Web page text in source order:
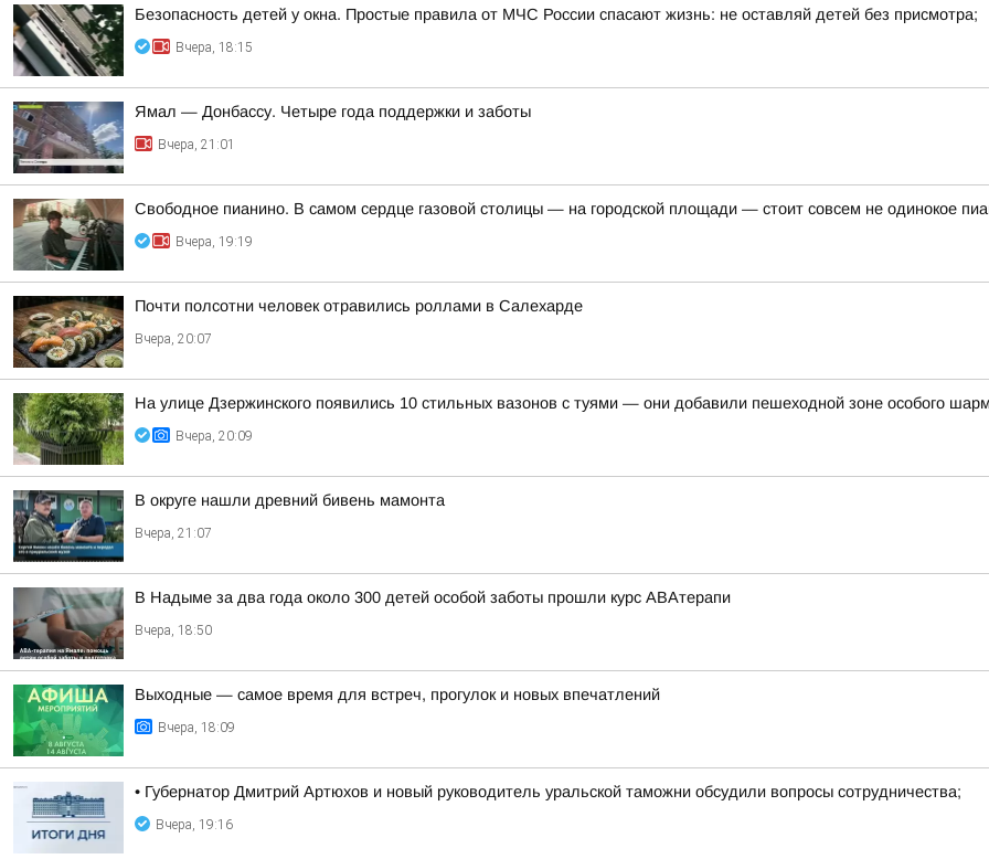
Безопасность детей у окна. Простые правила от МЧС России спасают жизнь: не оставляй детей без присмотра;
Вчера, 18:15
Ямал — Донбассу. Четыре года поддержки и заботы
Вчера, 21:01
Свободное пианино. В самом сердце газовой столицы — на городской площади — стоит совсем не одинокое
Вчера, 19:19
Почти полсотни человек отравились роллами в Салехарде
Вчера, 20:07
На улице Дзержинского появились 10 стильных вазонов с туями — они добавили пешеходной зоне особого
Вчера, 20:09
В округе нашли древний бивень мамонта
Вчера, 21:07
В Надыме за два года около 300 детей особой заботы прошли курс АВАтерапи
Вчера, 18:50
Выходные — самое время для встреч, прогулок и новых впечатлений
Вчера, 18:09
• Губернатор Дмитрий Артюхов и новый руководитель уральской таможни обсудили вопросы сотрудничества;
Вчера, 19:16